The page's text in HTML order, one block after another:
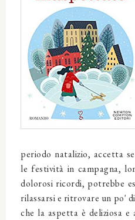
periodo natalizio, accetta
le festività in campagna,
dolorosi ricordi, potrebbe
rilassarsi e ritrovare un po'
che la aspetta è deliziosa